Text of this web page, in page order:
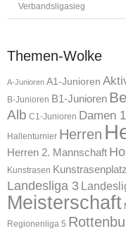
Verbandsligasieg
Themen-Wolke
A-Junioren A1-Junioren
B-Junioren B1-Junioren
Alb C1-Junioren Damen
Hallenturnier Herren
Herren 2. Mannschaft
Kunstrasen Kunstrasenplatz
Landesliga 3
Meisterschaft
Regionenliga 5